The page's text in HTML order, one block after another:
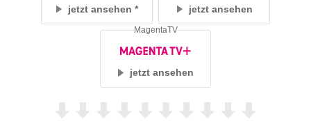
jetzt ansehen jetzt ansehen
jetzt ansehen
MagentaTV